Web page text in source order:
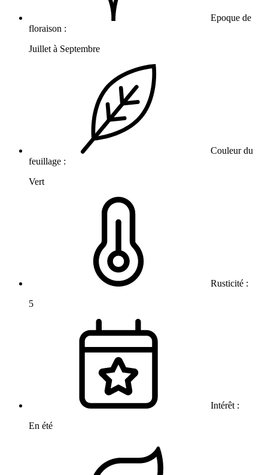
Epoque de
floraison :
Juillet à Septembre
Couleur du
feuillage :
Vert
Rusticité :
5
Intérêt :
En été